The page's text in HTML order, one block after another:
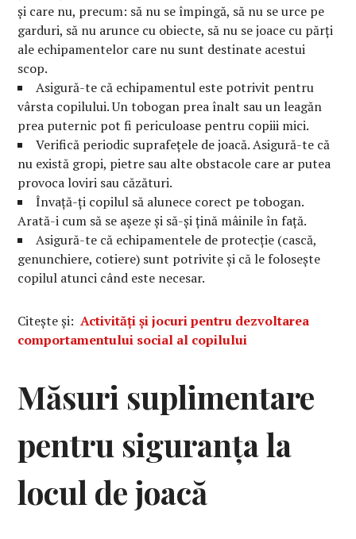
și care nu, precum: să nu se împingă, să nu se urce pe
garduri, să nu arunce cu obiecte, să nu se joace cu părți
ale echipamentelor care nu sunt destinate acestui
scop.
Asigură-te că echipamentul este potrivit pentru
vârsta copilului. Un tobogan prea înalt sau un leagăn
prea puternic pot fi periculoase pentru copiii mici.
Verifică periodic suprafețele de joacă. Asigură-te că
nu există gropi, pietre sau alte obstacole care ar putea
provoca loviri sau căzături.
Învață-ți copilul să alunece corect pe tobogan.
Arată-i cum să se așeze și să-și țină mâinile în față.
Asigură-te că echipamentele de protecție (cască,
genunchiere, cotiere) sunt potrivite și că le folosește
copilul atunci când este necesar.
Citește și:Activități și jocuri pentru dezvoltarea
comportamentului social al copilului
Măsuri suplimentare
pentru siguranța la
locul de joacă